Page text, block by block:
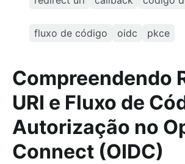
fluxo de código oidc pkce
Compreendendo
URI e Fluxo de
Autorização no
Connect (OIDC)